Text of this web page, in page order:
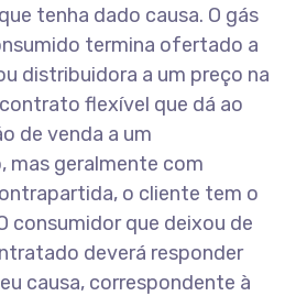
tenha dado causa. O gás
termina ofertado a
distribuidora a um preço na
flexível que dá ao
de venda a um
mas geralmente com
o cliente tem o
consumidor que deixou de
deverá responder
causa, correspondente à